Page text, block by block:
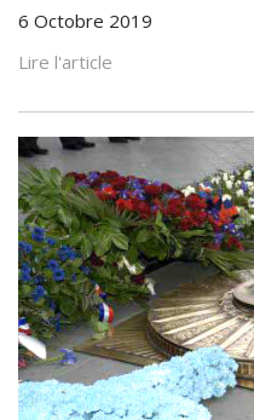
6 Octobre 2019
Lire l'article